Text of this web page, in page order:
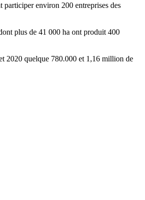
environ 200 entreprises des
plus de 41 000 ha ont produit 400
2020 quelque 780.000 et 1,16 million de